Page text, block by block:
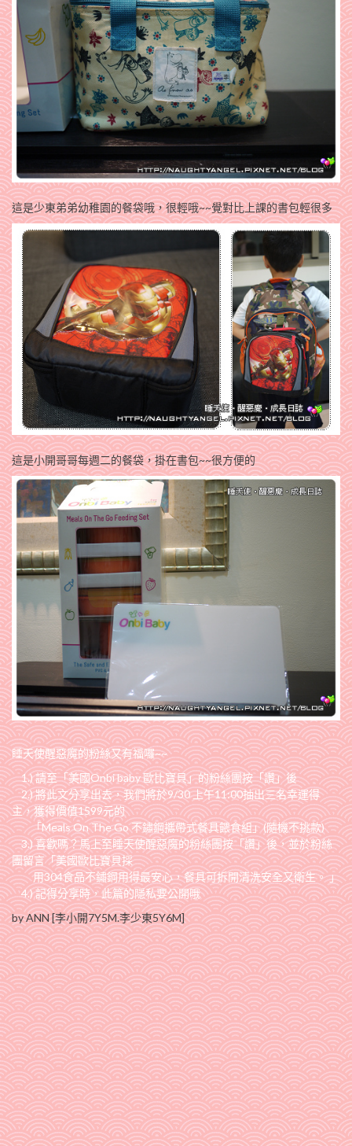
這是少東弟弟幼稚園的餐袋哦，很輕哦~~覺對比上課的書包輕很多
這是小開哥哥每週二的餐袋，掛在書包~~很方便的
睡天使醒惡魔的粉絲又有福囉~~
1.) 請至「美國Onbi baby 歐比寶貝」的粉絲團按「讚」後
2.) 將此文分享出去，我們將於9/30 上午11:00抽出三名幸運得
主，獲得價值1599元的
「Meals On The Go 不鏽鋼攜帶式餐具餵食組」(隨機不挑款)
3.) 喜歡嗎？馬上至睡天使醒惡魔的粉絲團按「讚」後，並於粉絲
團留言「美國歐比寶貝採
用304食品不鏽鋼用得最安心，餐具可拆開清洗安全又衛生。 」
4.) 記得分享時，此篇的隱私要公開哦
by ANN [李小開7Y5M.李少東5Y6M]